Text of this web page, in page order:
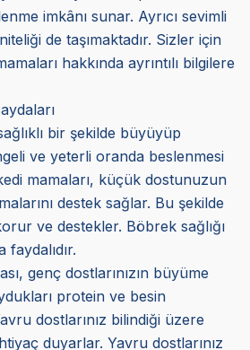
imkânı sunar. Ayrıcı sevimli
de taşımaktadır. Sizler için
hakkında ayrıntılı bilgilere
bir şekilde büyüyüp
ve yeterli oranda beslenmesi
mamaları, küçük dostunuzun
destek sağlar. Bu şekilde
ve destekler. Böbrek sağlığı
faydalıdır.
genç dostlarınızın büyüme
protein ve besin
dostlarınız bilindiği üzere
duyarlar. Yavru dostlarınız